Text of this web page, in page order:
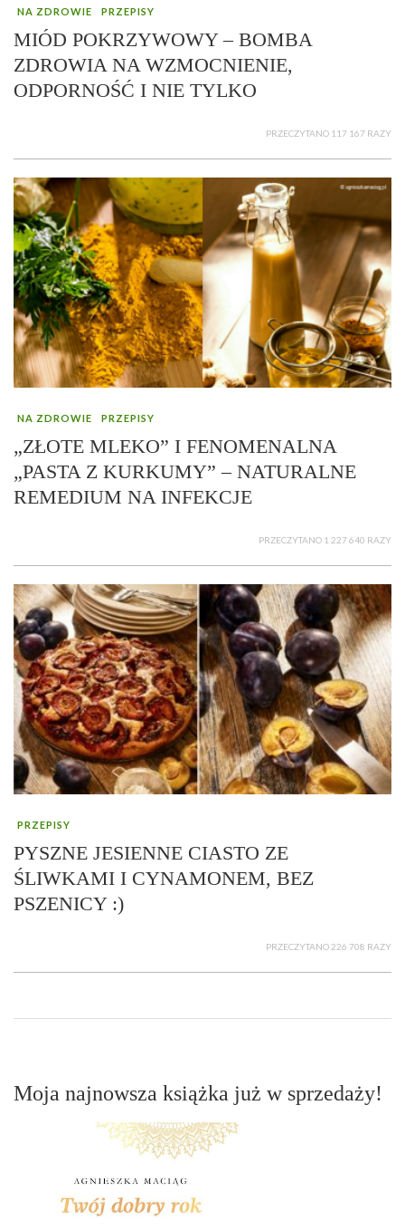
NA ZDROWIE PRZEPISY
MIÓD POKRZYWOWY – BOMBA
ZDROWIA NA WZMOCNIENIE,
ODPORNOŚĆ I NIE TYLKO
PRZECZYTANO 117 167 RAZY
NA ZDROWIE PRZEPISY
„ZŁOTE MLEKO” I FENOMENALNA
„PASTA Z KURKUMY” – NATURALNE
REMEDIUM NA INFEKCJE
PRZECZYTANO 1 227 640 RAZY
PRZEPISY
PYSZNE JESIENNE CIASTO ZE
ŚLIWKAMI I CYNAMONEM, BEZ
PSZENICY :)
PRZECZYTANO 226 708 RAZY
Moja najnowsza książka już w sprzedaży!